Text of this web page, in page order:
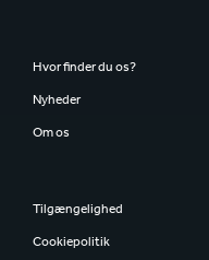
Hvor finder du os?
Nyheder
Om os
Tilgængelighed
Cookiepolitik